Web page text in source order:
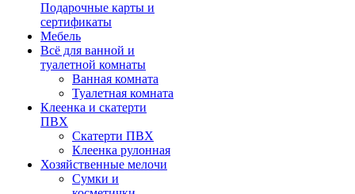
Подарочные карты и
сертификаты
Мебель
Всё для ванной и
туалетной комнаты
Ванная комната
Туалетная комната
Клеенка и скатерти
ПВХ
Скатерти ПВХ
Клеенка рулонная
Хозяйственные мелочи
Сумки и